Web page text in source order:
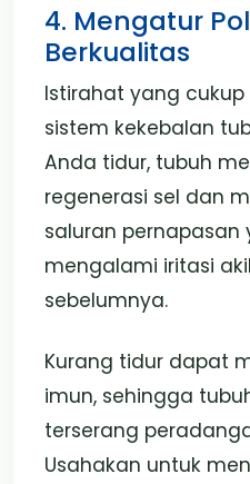
4. Mengatur
Berkualitas
Istirahat yang
sistem kekebalan
Anda tidur, tubuh
regenerasi sel dan
saluran pernapasan
mengalami iritasi
sebelumnya.
Kurang tidur dapat
imun, sehingga
terserang
Usahakan untuk